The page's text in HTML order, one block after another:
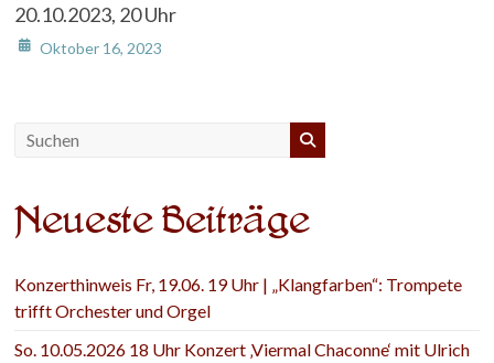
20.10.2023, 20 Uhr
Oktober 16, 2023
Neueste Beiträge
Konzerthinweis Fr, 19.06. 19 Uhr | „Klangfarben“: Trompete
trifft Orchester und Orgel
So. 10.05.2026 18 Uhr Konzert ‚Viermal Chaconne‘ mit Ulrich